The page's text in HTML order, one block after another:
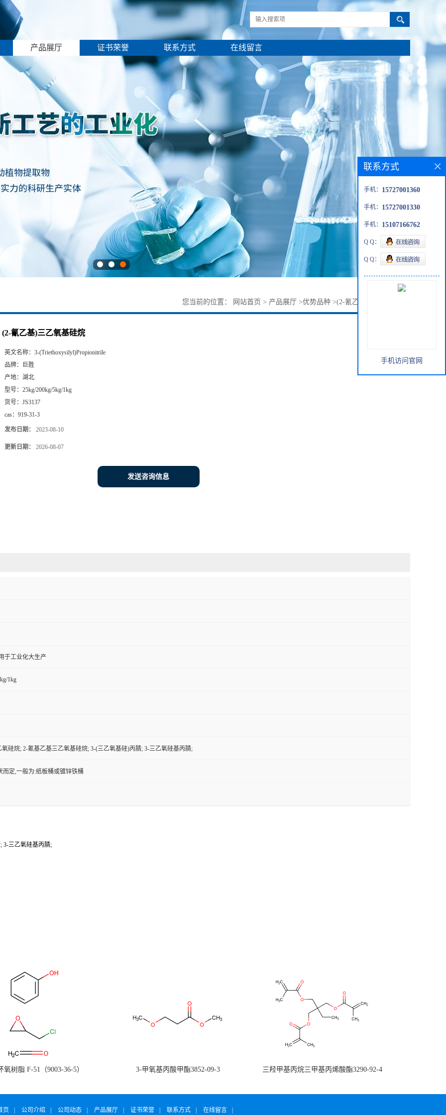
产品展厅 证书荣誉 联系方式 在线留言
您当前的位置： 网站首页 > 产品展厅 >优势品种 >(2-氰乙基)三乙氧基硅烷
(2-氰乙基)三乙氧基硅烷
英文名称： 3-(Triethoxysilyl)Propionitrile
品牌：
巨胜
产地： 湖北
型号： 25kg/200kg/5kg/1kg
货号： JS3137
cas： 919-31-3
发布日期： 2023-08-10
更新日期： 2026-08-07
发送咨询信息
于工业化大生产
1kg
氧硅烷; 2-氰基乙基三乙氧基硅烷; 3-(三乙氧基硅)丙腈; 3-三乙氧硅基丙腈;
而定,一般为:纸板桶或镀锌铁桶
3-三乙氧硅基丙腈;
氧树脂 F-51（9003-36-5） 3-甲氧基丙酸甲酯3852-09-3 三羟甲基丙烷三甲基丙烯酸酯3290-92-4
联系方式
手机： 15727001360
手机： 15727001330
手机： 15107166762
Q Q：
Q Q：
手机访问官网
页 公司介绍 公司动态 产品展厅 证书荣誉 联系方式 在线留言